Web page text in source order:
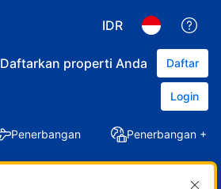
IDR
Daftarkan properti Anda Daftar
Login
Penerbangan Penerbangan +